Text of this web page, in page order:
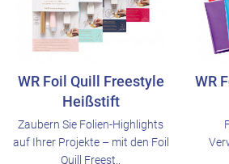
WR Foil Quill Freestyle
Heißstift
Zaubern Sie Folien-Highlights
auf Ihrer Projekte – mit den Foil
Quill Freest..
WR